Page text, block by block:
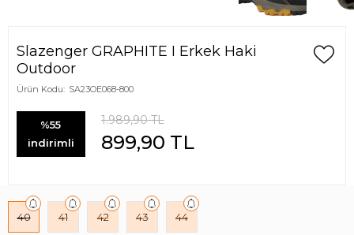
Slazenger GRAPHITE I Erkek Haki
Outdoor
Ürün Kodu: SA23OE068-800
%55
indirimli
1.989,90TL
899,90 TL
40 41 42 43 44